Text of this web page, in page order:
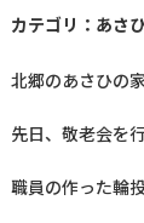
あさ
北郷のあさひの家
先日、敬老会を
職員の作った輪